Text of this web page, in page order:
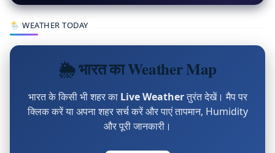
🌦 WEATHER TODAY
🌦 भारत का Weather Map
भारत के किसी भी शहर का Live Weatherतुरंत देखें। मैप पर
क्लिक करें या अपना शहर सर्च करें और पाएं तापमान, Humidity
और पूरी जानकारी।